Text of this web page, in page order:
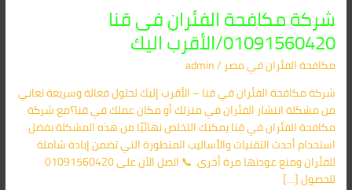
شركة مكافحة الفئران فى قنا
01091560420/الأقرب اليك
مكافحة الفئران​ في مصر/
admin
شركة مكافحة الفئران في قنا – الأقرب إليك لحلول فعالة وسريعة تعاني
من مشكلة انتشار الفئران في منزلك أو مكان عملك في قنا؟مع شركة
مكافحة الفئران في قنا يمكنك التخلص نهائيًا من هذه المشكلة بفضل
استخدام أحدث التقنيات والأساليب المتطورة التي تضمن إبادة شاملة
للفئران ومنع عودتها مرة أخرى. 📞 اتصل الآن على 01091560420
للحصول […]